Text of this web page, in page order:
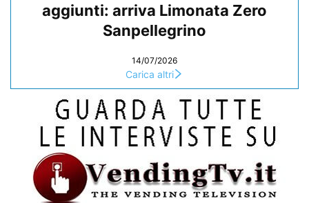
aggiunti: arriva Limonata Zero
Sanpellegrino
14/07/2026
Carica altri